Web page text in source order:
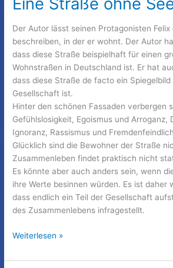
Der Autor lässt seinen Protagonisten Felix
beschreiben, in der er wohnt. Der Autor
dass diese Straße beispielhaft für einen
Wohnstraßen in Deutschland ist. Er hat
dass diese Straße de facto ein
Gesellschaft ist.
Hinter den schönen Fassaden verbergen
Gefühlslosigkeit, Egoismus und Arroganz,
Ignoranz, Rassismus und
Glücklich sind die Bewohner der Straße
Zusammenleben findet praktisch nicht
Es könnte aber auch anders sein, wenn
ihre Werte besinnen würden. Es ist daher
dass endlich ein Teil der Gesellschaft
des Zusammenlebens infragestellt.
Eine
ohne
Weiterlesen »